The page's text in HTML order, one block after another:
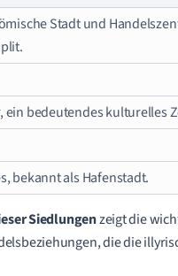
Stadt und
ein bedeutendes kulturelles
bekannt als Hafenstadt.
Siedlungenzeigt die
die die